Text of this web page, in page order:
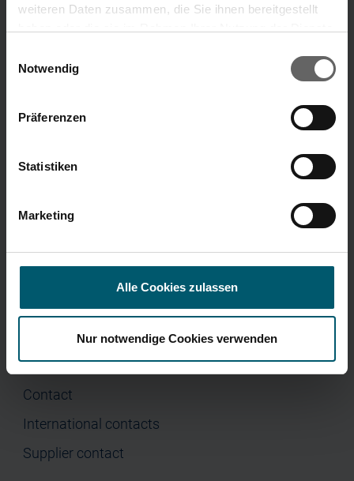
weiteren Daten zusammen, die Sie ihnen bereitgestellt
Cookies, wenn Sie unsere Webseite weiterhin nutzen.
Notwendig
Präferenzen
Statistiken
Marketing
Alle Cookies zulassen
Nur notwendige Cookies verwenden
Leifheit brand Soehnle brand
Company
Press
Contact
Contact
International contacts
Supplier contact
Search suggestions